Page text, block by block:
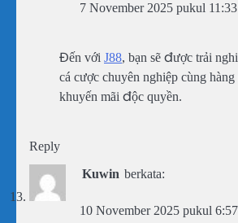
7 November 2025 pukul
Đến với J88, bạn sẽ được trải
cá cược chuyên nghiệp cùng
khuyến mãi độc quyền.
Reply
Kuwin berkata:
10 November 2025 pukul